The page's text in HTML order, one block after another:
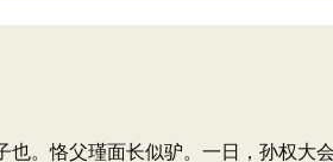
恪父瑾面长似驴。一日，孙权大会